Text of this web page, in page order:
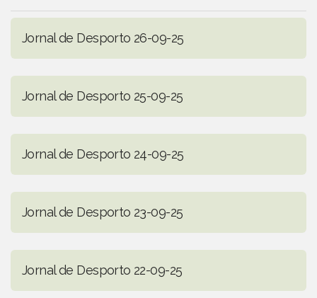
Jornal de Desporto 26-09-25
Jornal de Desporto 25-09-25
Jornal de Desporto 24-09-25
Jornal de Desporto 23-09-25
Jornal de Desporto 22-09-25